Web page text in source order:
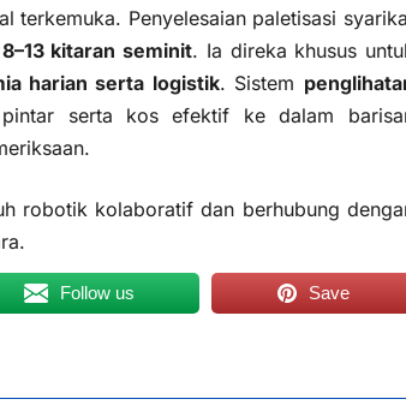
terkemuka. Penyelesaian paletisasi
8–13 kitaran seminit. Ia direka khusus
harian serta logistik. Sistem
serta kos efektif ke dalam
robotik kolaboratif dan berhubung
Follow us Save